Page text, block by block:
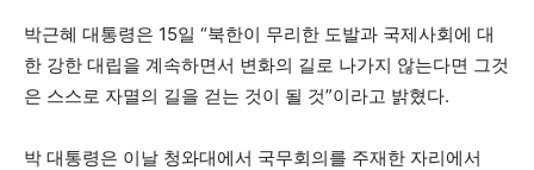
박근혜 대통령은 15일 “북한이 무리한 도발과 국제사회에 대
한 강한 대립을 계속하면서 변화의 길로 나가지 않는다면 그것
은 스스로 자멸의 길을 걷는 것이 될 것”이라고 밝혔다.
박 대통령은 이날 청와대에서 국무회의를 주재한 자리에서